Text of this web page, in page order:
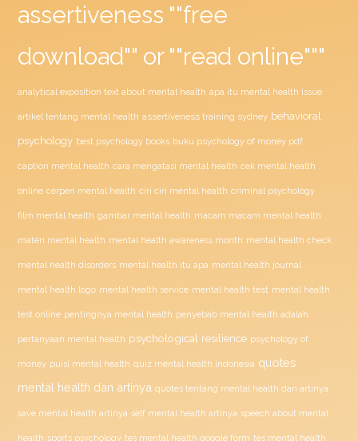
assertiveness ""free
download"" or ""read online"""
analytical exposition text about mental health apa itu mental health issue
artikel tentang mental health assertiveness training sydney behavioral
psychology best psychology books buku psychology of money pdf
caption mental health cara mengatasi mental health cek mental health
online cerpen mental health ciri ciri mental health criminal psychology
film mental health gambar mental health macam macam mental health
materi mental health mental health awareness month mental health check
mental health disorders mental health itu apa mental health journal
mental health logo mental health service mental health test mental health
test online pentingnya mental health penyebab mental health adalah
pertanyaan mental health psychological resilience psychology of
money puisi mental health quiz mental health indonesia quotes
mental health dan artinya quotes tentang mental health dan artinya
save mental health artinya self mental health artinya speech about mental
health sports psychology tes mental health google form tes mental health